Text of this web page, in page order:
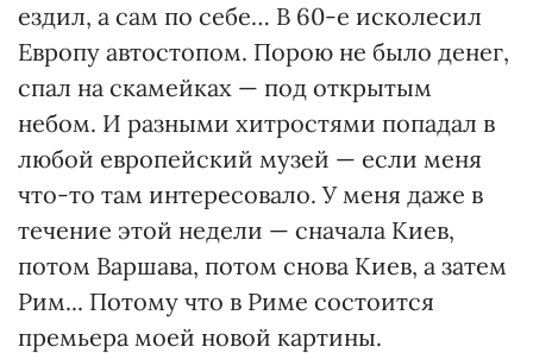
ездил, а сам по себе… В 60-е исколесил
Европу автостопом. Порою не было денег,
спал на скамейках — под открытым
небом. И разными хитростями попадал в
любой европейский музей — если меня
что-то там интересовало. У меня даже в
течение этой недели — сначала Киев,
потом Варшава, потом снова Киев, а затем
Рим... Потому что в Риме состоится
премьера моей новой картины.